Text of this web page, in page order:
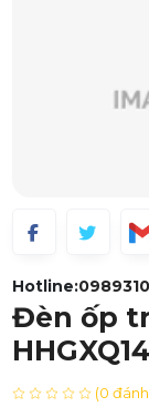
Hotline:
Đèn ốp
(0